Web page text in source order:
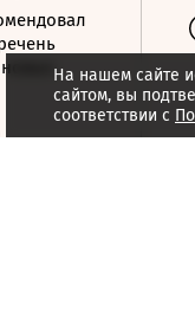
На нашем сайте
сайтом, вы
соответствии с